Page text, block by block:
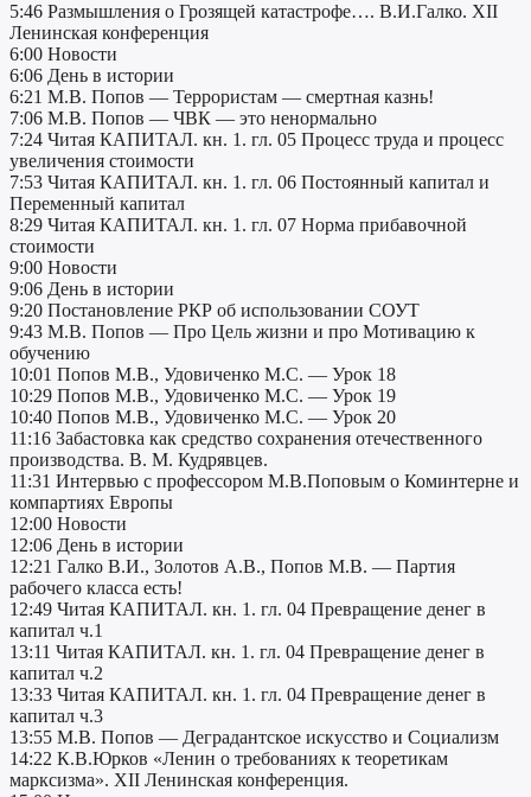
5:46 Размышления о Грозящей катастрофе…. В.И.Галко. XII
Ленинская конференция
6:00 Новости
6:06 День в истории
6:21 М.В. Попов — Террористам — смертная казнь!
7:06 М.В. Попов — ЧВК — это ненормально
7:24 Читая КАПИТАЛ. кн. 1. гл. 05 Процесс труда и процесс
увеличения стоимости
7:53 Читая КАПИТАЛ. кн. 1. гл. 06 Постоянный капитал и
Переменный капитал
8:29 Читая КАПИТАЛ. кн. 1. гл. 07 Норма прибавочной
стоимости
9:00 Новости
9:06 День в истории
9:20 Постановление РКР об использовании СОУТ
9:43 М.В. Попов — Про Цель жизни и про Мотивацию к
обучению
10:01 Попов М.В., Удовиченко М.C. — Урок 18
10:29 Попов М.В., Удовиченко М.C. — Урок 19
10:40 Попов М.В., Удовиченко М.C. — Урок 20
11:16 Забастовка как средство сохранения отечественного
производства. В. М. Кудрявцев.
11:31 Интервью c профессором М.В.Поповым о Коминтерне и
компартиях Европы
12:00 Новости
12:06 День в истории
12:21 Галко В.И., Золотов А.В., Попов М.В. — Партия
рабочего класса есть!
12:49 Читая КАПИТАЛ. кн. 1. гл. 04 Превращение денег в
капитал ч.1
13:11 Читая КАПИТАЛ. кн. 1. гл. 04 Превращение денег в
капитал ч.2
13:33 Читая КАПИТАЛ. кн. 1. гл. 04 Превращение денег в
капитал ч.3
13:55 М.В. Попов — Деградантское искусство и Социализм
14:22 К.В.Юрков «Ленин о требованиях к теоретикам
марксизма». XII Ленинская конференция.